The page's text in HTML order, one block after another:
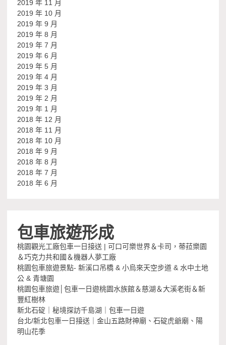
2019 年 11 月
2019 年 10 月
2019 年 9 月
2019 年 8 月
2019 年 7 月
2019 年 6 月
2019 年 5 月
2019 年 4 月
2019 年 3 月
2019 年 2 月
2019 年 1 月
2018 年 12 月
2018 年 11 月
2018 年 10 月
2018 年 9 月
2018 年 8 月
2018 年 7 月
2018 年 6 月
包車旅遊形成
桃園觀光工廠包車一日接送 | 可口可樂世界＆卡司，蒂菈樂園
＆巧克力共和國＆機器人夢工廠
桃園包車旅遊景點- 新溪口吊橋 & 小烏來天空步道 & 水中土地
公 & 青塘園
桃園包車旅遊│包車一日遊桃園水族館＆慈湖＆大溪老街＆新
豐紅樹林
新北石碇｜秘境探訪千島湖｜包車一日遊
台北/新北包車一日接送｜金山五路財神廟、石碇虎爺廟、陽
明山花季